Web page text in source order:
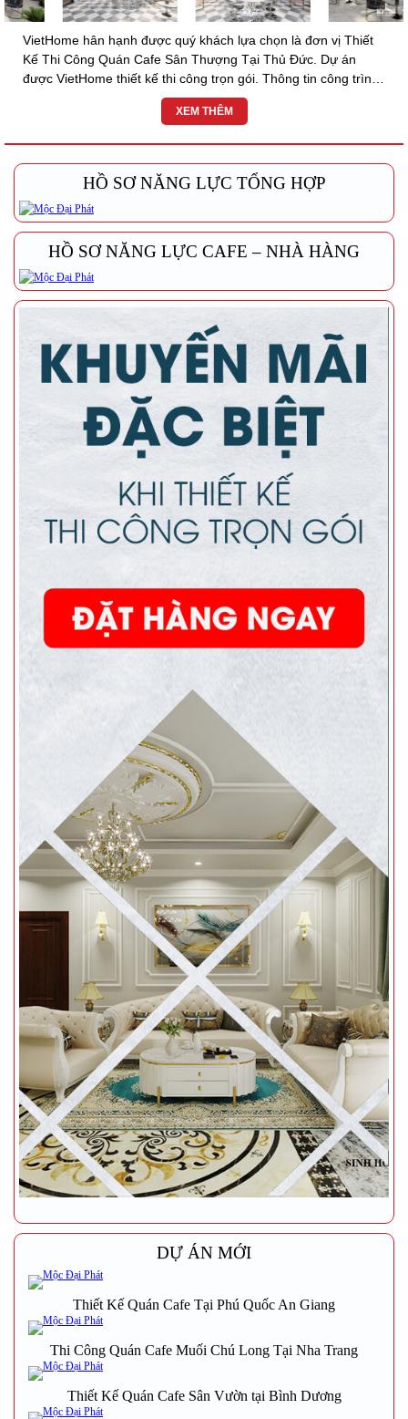
VietHome hân hạnh được quý khách lựa chọn là đơn vị Thiết
Kế Thi Công Quán Cafe Sân Thượng Tại Thủ Đức. Dự án
được VietHome thiết kế thi công trọn gói. Thông tin công trình:
SKY COFFEE ๏ Địa chỉ: TP. Thủ Đức, TP. Hồ...
XEM THÊM
HỒ SƠ NĂNG LỰC TỔNG HỢP
HỒ SƠ NĂNG LỰC CAFE – NHÀ HÀNG
DỰ ÁN MỚI
Thiết Kế Quán Cafe Tại Phú Quốc An Giang
Thi Công Quán Cafe Muối Chú Long Tại Nha Trang
Thiết Kế Quán Cafe Sân Vườn tại Bình Dương